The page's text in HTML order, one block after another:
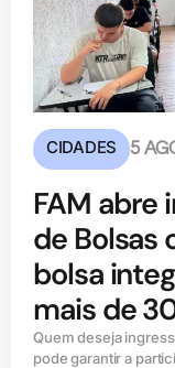
CIDADES 5
FAM abre
de Bolsas
bolsa
mais de
Quem deseja
pode garantir a